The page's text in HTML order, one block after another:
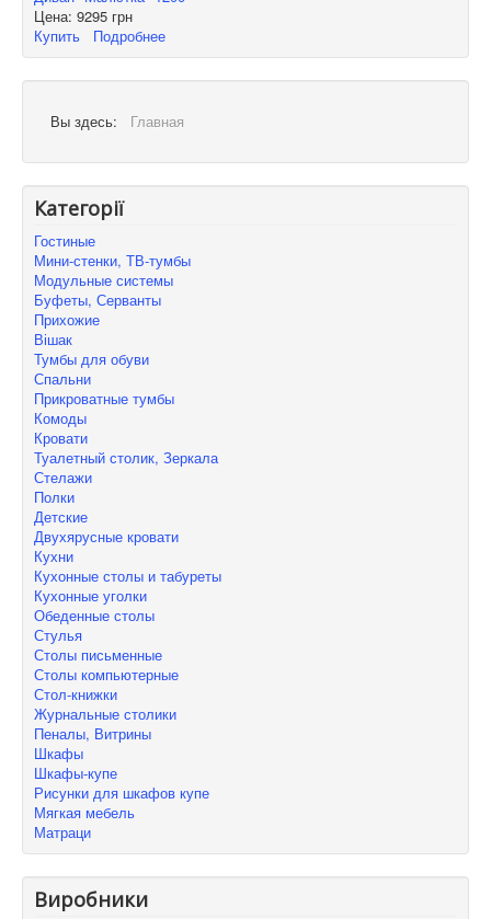
Цена: 9295 грн
Купить
Подробнее
Вы здесь: Главная
Категорії
Гостиные
Мини-стенки, ТВ-тумбы
Модульные системы
Буфеты, Серванты
Прихожие
Вішак
Тумбы для обуви
Спальни
Прикроватные тумбы
Комоды
Кровати
Туалетный столик, Зеркала
Стелажи
Полки
Детские
Двухярусные кровати
Кухни
Кухонные столы и табуреты
Кухонные уголки
Обеденные столы
Стулья
Столы письменные
Столы компьютерные
Стол-книжки
Журнальные столики
Пеналы, Витрины
Шкафы
Шкафы-купе
Рисунки для шкафов купе
Мягкая мебель
Матраци
Виробники